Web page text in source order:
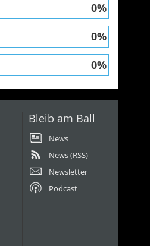
0%
0%
0%
Bleib am Ball
News
News (RSS)
Newsletter
Podcast